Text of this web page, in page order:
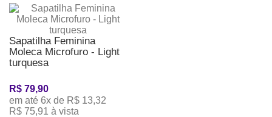
Sapatilha Feminina
Moleca Microfuro - Light
turquesa
R$ 79,90
em até 6x de R$ 13,32
R$ 75,91 à vista